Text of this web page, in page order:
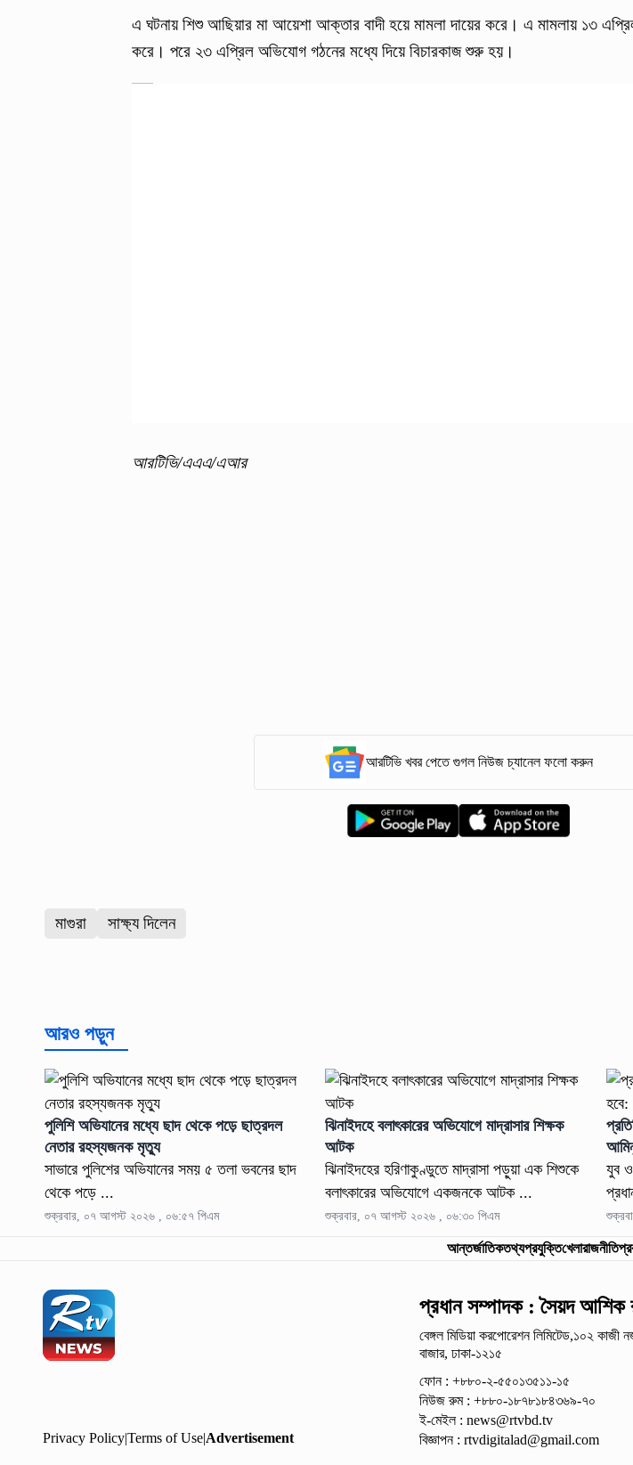
এ ঘটনায় শিশু আছিয়ার মা আয়েশা আক্তার বাদী হয়ে মামলা দায়ের করে। এ মামলায় ১৩
করে। পরে ২৩ এপ্রিল অভিযোগ গঠনের মধ্যে দিয়ে বিচারকাজ শুরু হয়।
আরটিভি/এএএ/এআর
আরটিভি খবর পেতে গুগল নিউজ চ্যানেল ফলো করুন
মাগুরা সাক্ষ্য দিলেন
আরও পড়ুন
পুলিশি অভিযানের মধ্যে ছাদ থেকে পড়ে ছাত্রদল
নেতার রহস্যজনক মৃত্যু
সাভারে পুলিশের অভিযানের সময় ৫ তলা ভবনের ছাদ
থেকে পড়ে ...
শুক্রবার, ০৭ আগস্ট ২০২৬ , ০৬:৫৭ পিএম
ঝিনাইদহে বলাৎকারের অভিযোগে মাদ্রাসার শিক্ষক
আটক
‎‎ঝিনাইদহের হরিণাকুণ্ডুতে মাদ্রাসা পড়ুয়া এক শিশুকে
বলাৎকারের অভিযোগে একজনকে আটক ...
শুক্রবার, ০৭ আগস্ট ২০২৬ , ০৬:৩০ পিএম
যুব
আন্তর্জাতিকতথ্যপ্রযুক্তিখেলারাজনীতি
Privacy Policy|Terms of Use|Advertisement
প্রধান সম্পাদক : সৈয়দ আশিক
বেঙ্গল মিডিয়া করপোরেশন লিমিটেড,১০২ কাজী
বাজার, ঢাকা-১২১৫
ফোন : +৮৮০-২-৫৫০১৩৫১১-১৫
নিউজ রুম : +৮৮০-১৮৭৮১৮৪৩৬৯-৭০
ই-মেইল : news@rtvbd.tv
বিজ্ঞাপন : rtvdigitalad@gmail.com